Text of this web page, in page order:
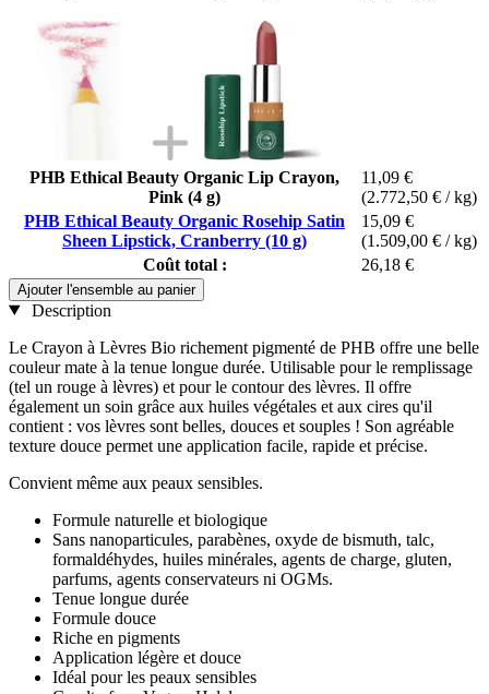
PHB Ethical Beauty Organic Lip Crayon,
Pink (4 g)
11,09 €
(2.772,50 € / kg)
PHB Ethical Beauty Organic Rosehip Satin
Sheen Lipstick, Cranberry (10 g)
15,09 €
(1.509,00 € / kg)
Coût total :
26,18 €
Ajouter l'ensemble au panier
Description
Le Crayon à Lèvres Bio richement pigmenté de PHB offre une belle
couleur mate à la tenue longue durée. Utilisable pour le remplissage
(tel un rouge à lèvres) et pour le contour des lèvres. Il offre
également un soin grâce aux huiles végétales et aux cires qu'il
contient : vos lèvres sont belles, douces et souples ! Son agréable
texture douce permet une application facile, rapide et précise.
Convient même aux peaux sensibles.
Formule naturelle et biologique
Sans nanoparticules, parabènes, oxyde de bismuth, talc,
formaldéhydes, huiles minérales, agents de charge, gluten,
parfums, agents conservateurs ni OGMs.
Tenue longue durée
Formule douce
Riche en pigments
Application légère et douce
Idéal pour les peaux sensibles